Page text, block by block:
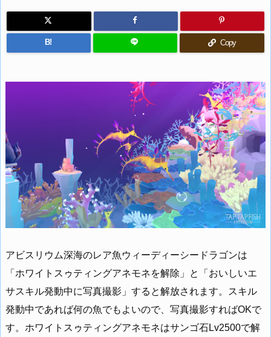
B! Copy
アビスリウム深海のレア魚ウィーディーシードラゴンは
「ホワイトスゥティングアネモネを解除」と「おいしいエ
サスキル発動中に写真撮影」すると解放されます。スキル
発動中であれば何の魚でもよいので、写真撮影すればOKで
す。ホワイトスゥティングアネモネはサンゴ石Lv2500で解